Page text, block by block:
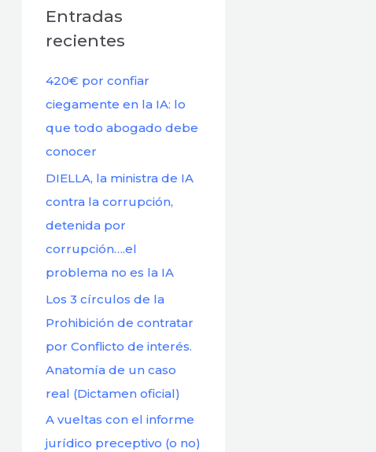
a
o
r
:
Entradas
recientes
420€ por confiar
ciegamente en la IA: lo
que todo abogado debe
conocer
DIELLA, la ministra de IA
contra la corrupción,
detenida por
corrupción….el
problema no es la IA
Los 3 círculos de la
Prohibición de contratar
por Conflicto de interés.
Anatomía de un caso
real (Dictamen oficial)
A vueltas con el informe
jurídico preceptivo (o no)